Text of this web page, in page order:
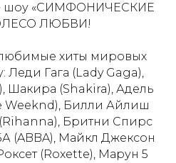
шоу «СИМФОНИЧЕСКИЕ
ЛЮБВИ!
хиты мировых
Леди Гага (Lady Gaga),
Шакира (Shakira), Адель
Weeknd), Билли Айлиш
Бритни Спирс
(ABBA), Майкл Джексон
(Roxette), Марун 5